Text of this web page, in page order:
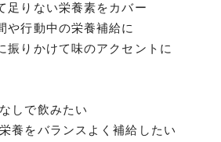
りない栄養素をカバー
行動中の栄養補給に
りかけて味のアクセントに
しで飲みたい
養をバランスよく補給したい